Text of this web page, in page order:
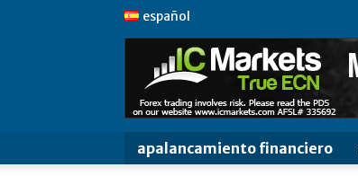
español
apalancamiento financiero